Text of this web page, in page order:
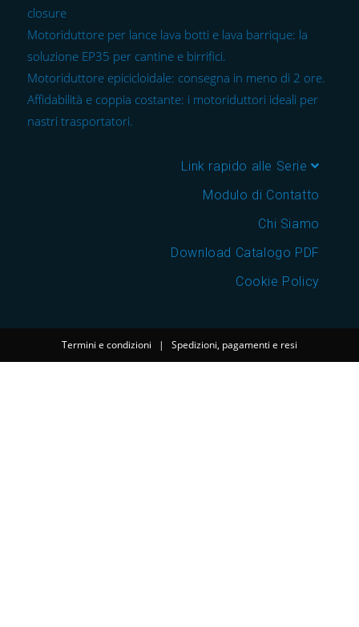
closure
Motoriduttore per lance lava botti e lava barrique: la
soluzione EP35 per cantine e birrifici.
Motoriduttore epicicloidale: consegna in meno di 2 ore.
Affidabilità e coppia costante: i motoriduttori ideali per
nastri trasportatori.
Link rapido alle Serie
Modulo di Contatto
Chi Siamo
Download Catalogo PDF
Cookie Policy
Termini e condizioni | Spedizioni, pagamenti e resi